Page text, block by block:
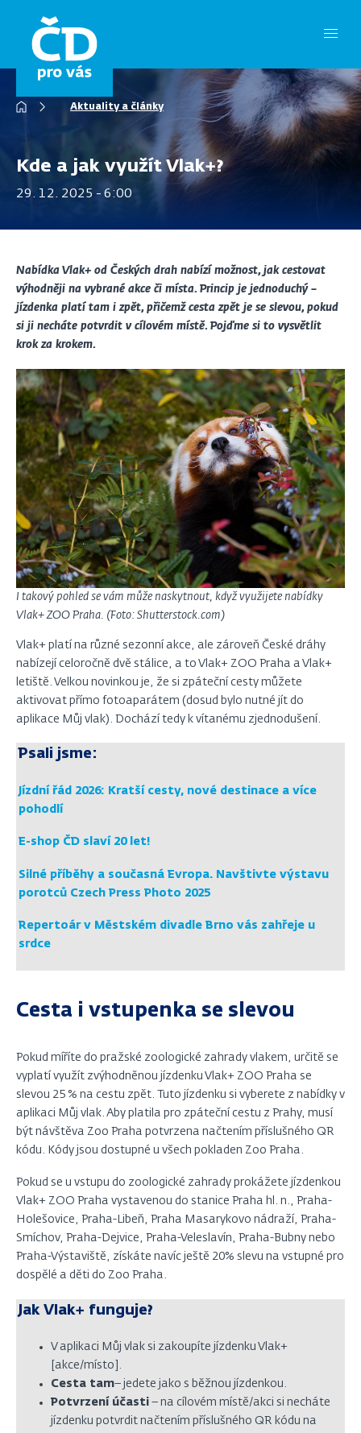
hlavnímu
Drobečková
navigace
Aktuality a články
Kde a jak využít Vlak+?
29. 12. 2025 - 6:00
Nabídka Vlak+ od Českých drah nabízí možnost, jak cestovat
výhodněji na vybrané akce či místa. Princip je jednoduchý –
jízdenka platí tam i zpět, přičemž cesta zpět je se slevou, pokud
si ji necháte potvrdit v cílovém místě. Pojďme si to vysvětlit
krok za krokem.
I takový pohled se vám může naskytnout, když využijete nabídky
Vlak+ ZOO Praha. (Foto: Shutterstock.com)
Vlak+ platí na různé sezonní akce, ale zároveň České dráhy
nabízejí celoročně dvě stálice, a to Vlak+ ZOO Praha a Vlak+
letiště. Velkou novinkou je, že si zpáteční cesty můžete
aktivovat přímo fotoaparátem (dosud bylo nutné jít do
aplikace Můj vlak). Dochází tedy k vítanému zjednodušení.
Psali jsme:
Jízdní řád 2026: Kratší cesty, nové destinace a více
pohodlí
E-shop ČD slaví 20 let!
Silné příběhy a současná Evropa. Navštivte výstavu
porotců Czech Press Photo 2025
Repertoár v Městském divadle Brno vás zahřeje u
srdce
Cesta i vstupenka se slevou
Pokud míříte do pražské zoologické zahrady vlakem, určitě se
vyplatí využít zvýhodněnou jízdenku Vlak+ ZOO Praha se
slevou 25 % na cestu zpět. Tuto jízdenku si vyberete z nabídky v
aplikaci Můj vlak. Aby platila pro zpáteční cestu z Prahy, musí
být návštěva Zoo Praha potvrzena načtením příslušného QR
kódu. Kódy jsou dostupné u všech pokladen Zoo Praha.
Pokud se u vstupu do zoologické zahrady prokážete jízdenkou
Vlak+ ZOO Praha vystavenou do stanice Praha hl. n., Praha-
Holešovice, Praha-Libeň, Praha Masarykovo nádraží, Praha-
Smíchov, Praha-Dejvice, Praha-Veleslavín, Praha-Bubny nebo
Praha-Výstaviště, získáte navíc ještě 20% slevu na vstupné pro
dospělé a děti do Zoo Praha.
Jak Vlak+ funguje?
V aplikaci M ůj vlak si zakoupíte jízdenku Vlak+
[akce/místo].
Cesta tam– jedete jako s běžnou jízdenkou.
Potvrzení účasti – na cílovém místě/akci si necháte
jízdenku potvrdit načtením příslušného QR kódu na